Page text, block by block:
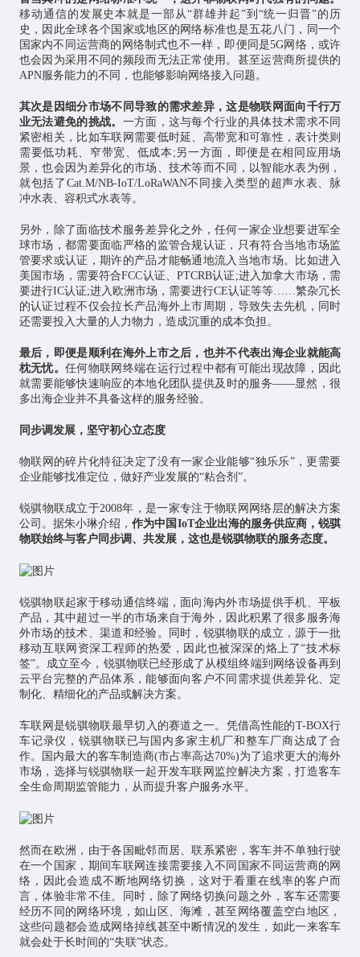
移动通信的发展史本就是一部从“群雄并起”到“统一归晋”的历
史，因此全球各个国家或地区的网络标准也是五花八门，同一个
国家内不同运营商的网络制式也不一样，即便同是5G网络，或许
也会因为采用不同的频段而无法正常使用。甚至运营商所提供的
APN服务能力的不同，也能够影响网络接入问题。
其次是因细分市场不同导致的需求差异，这是物联网面向千行万
业无法避免的挑战。 一方面，这与每个行业的具体技术需求不同
紧密相关，比如车联网需要低时延、高带宽和可靠性，表计类则
需要低功耗、窄带宽、低成本;另一方面，即便是在相同应用场
景，也会因为差异化的市场、技术等而不同，以智能水表为例，
就包括了Cat.M/NB-IoT/LoRaWAN不同接入类型的超声水表、脉
冲水表、容积式水表等。
另外，除了面临技术服务差异化之外，任何一家企业想要进军全
球市场，都需要面临严格的监管合规认证，只有符合当地市场监
管要求或认证，期许的产品才能畅通地流入当地市场。比如进入
美国市场，需要符合FCC认证、PTCRB认证;进入加拿大市场，需
要进行IC认证;进入欧洲市场，需要进行CE认证等等……繁杂冗长
的认证过程不仅会拉长产品海外上市周期，导致失去先机，同时
还需要投入大量的人力物力，造成沉重的成本负担。
最后，即便是顺利在海外上市之后，也并不代表出海企业就能高
枕无忧。任何物联网终端在运行过程中都有可能出现故障，因此
就需要能够快速响应的本地化团队提供及时的服务——显然，很
多出海企业并不具备这样的服务经验。
同步调发展，坚守初心立态度
物联网的碎片化特征决定了没有一家企业能够“独乐乐”，更需要
企业能够找准定位，做好产业发展的“粘合剂”。
锐骐物联成立于2008年，是一家专注于物联网网络层的解决方案
公司。据朱小琳介绍，作为中国IoT企业出海的服务供应商，锐骐
物联始终与客户同步调、共发展，这也是锐骐物联的服务态度。
锐骐物联起家于移动通信终端，面向海内外市场提供手机、平板
产品，其中超过一半的市场来自于海外，因此积累了很多服务海
外市场的技术、渠道和经验。同时，锐骐物联的成立，源于一批
移动互联网资深工程师的热爱，因此也被深深的烙上了“技术标
签”。成立至今，锐骐物联已经形成了从模组终端到网络设备再到
云平台完整的产品体系，能够面向客户不同需求提供差异化、定
制化、精细化的产品或解决方案。
车联网是锐骐物联最早切入的赛道之一。凭借高性能的T-BOX行
车记录仪，锐骐物联已与国内多家主机厂和整车厂商达成了合
作。国内最大的客车制造商(市占率高达70%)为了追求更大的海外
市场，选择与锐骐物联一起开发车联网监控解决方案，打造客车
全生命周期监管能力，从而提升客户服务水平。
然而在欧洲，由于各国毗邻而居、联系紧密，客车并不单独行驶
在一个国家，期间车联网连接需要接入不同国家不同运营商的网
络，因此会造成不断地网络切换，这对于看重在线率的客户而
言，体验非常不佳。同时，除了网络切换问题之外，客车还需要
经历不同的网络环境，如山区、海滩，甚至网络覆盖空白地区，
这些问题都会造成网络掉线甚至中断情况的发生，如此一来客车
就会处于长时间的“失联”状态。